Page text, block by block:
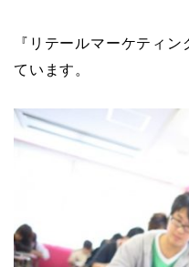
『リテールマーケティ
ています。